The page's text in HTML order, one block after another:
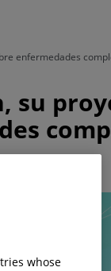
enfermedades
su
whose